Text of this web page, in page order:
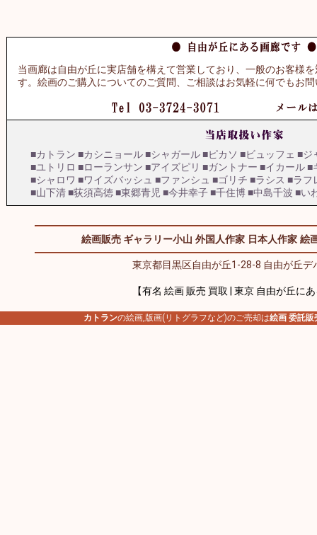
当画廊は自由が丘に実店舗を構えて営業しており、一般のお客様
す。絵画のご購入についてのご質問、ご相談はお気軽に何でもお
■カトラン ■カシニョール■シャガール■ピカソ ■ビュッフェ ■ジ
■ユトリロ ■ローランサン ■アイズピリ ■ガントナー ■イカール■
■シャロワ ■ワイズバッシュ ■ファンシュ ■ゴリチ ■ラシス ■ラフ
■山下清■荻須高徳■東郷青児 ■今井幸子■千住博■中島千波 ■い
絵画販売 ギャラリー小山 外国人作家 日本人作家 絵
東京都目黒区自由が丘1-28-8 自由が丘デ
【有名 絵画 販売 買取 | 東京 自由が丘に
カトランの絵画,版画(リトグラフなど)のご売却は絵画 委託販